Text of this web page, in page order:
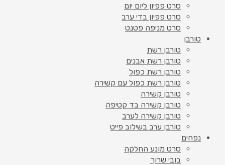
סרט פפיון ליום יום
סרט פפיון בדי ערב
סרט מניפה פטנט
טורבן
טורבן רשת
טורבן רשת אבנים
טורבן רשת כפול
טורבן רשת כפול עם קשירה
טורבן קשירה
טורבן קשירה בד קטיפה
טורבן קשירה לערב
טורבן ערב בשילוב פייט
נפחים
סרט מונע החלקה
בובי שרוך